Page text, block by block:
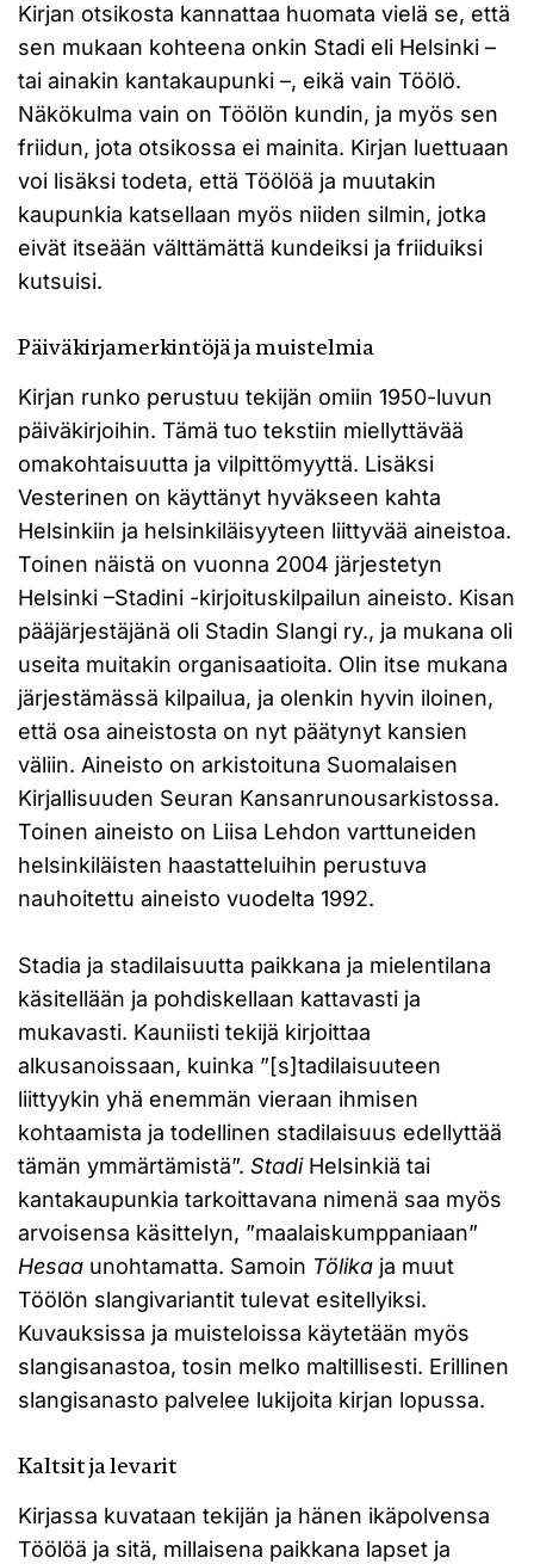
Kirjan otsikosta kannattaa huomata vielä se, että
sen mukaan kohteena onkin Stadi eli Helsinki –
tai ainakin kantakaupunki –, eikä vain Töölö.
Näkökulma vain on Töölön kundin, ja myös sen
friidun, jota otsikossa ei mainita. Kirjan luettuaan
voi lisäksi todeta, että Töölöä ja muutakin
kaupunkia katsellaan myös niiden silmin, jotka
eivät itseään välttämättä kundeiksi ja friiduiksi
kutsuisi.
Päiväkirjamerkintöjä ja muistelmia
Kirjan runko perustuu tekijän omiin 1950-luvun
päiväkirjoihin. Tämä tuo tekstiin miellyttävää
omakohtaisuutta ja vilpittömyyttä. Lisäksi
Vesterinen on käyttänyt hyväkseen kahta
Helsinkiin ja helsinkiläisyyteen liittyvää aineistoa.
Toinen näistä on vuonna 2004 järjestetyn
Helsinki –Stadini -kirjoituskilpailun aineisto. Kisan
pääjärjestäjänä oli Stadin Slangi ry., ja mukana oli
useita muitakin organisaatioita. Olin itse mukana
järjestämässä kilpailua, ja olenkin hyvin iloinen,
että osa aineistosta on nyt päätynyt kansien
väliin. Aineisto on arkistoituna Suomalaisen
Kirjallisuuden Seuran Kansanrunousarkistossa.
Toinen aineisto on Liisa Lehdon varttuneiden
helsinkiläisten haastatteluihin perustuva
nauhoitettu aineisto vuodelta 1992.
Stadia ja stadilaisuutta paikkana ja mielentilana
käsitellään ja pohdiskellaan kattavasti ja
mukavasti. Kauniisti tekijä kirjoittaa
alkusanoissaan, kuinka ”[s]tadilaisuuteen
liittyykin yhä enemmän vieraan ihmisen
kohtaamista ja todellinen stadilaisuus edellyttää
tämän ymmärtämistä”. Stadi Helsinkiä tai
kantakaupunkia tarkoittavana nimenä saa myös
arvoisensa käsittelyn, ”maalaiskumppaniaan”
Hesaa unohtamatta. Samoin Tölika ja muut
Töölön slangivariantit tulevat esitellyiksi.
Kuvauksissa ja muisteloissa käytetään myös
slangisanastoa, tosin melko maltillisesti. Erillinen
slangisanasto palvelee lukijoita kirjan lopussa.
Kaltsit ja levarit
Kirjassa kuvataan tekijän ja hänen ikäpolvensa
Töölöä ja sitä, millaisena paikkana lapset ja